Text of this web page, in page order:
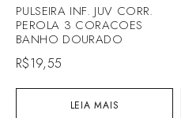
LEIA MAIS
PULSEIRA INF. JUV CORR.
PEROLA 3 CORACOES
BANHO DOURADO
R$19,55